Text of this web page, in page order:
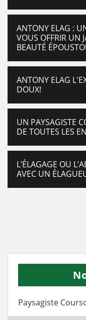
ANTONY ELAG :
VOUS OFFRIR UN
BEAUTÉ
ANTONY ELAG
DOUX!
UN PAYSAGISTE
DE TOUTES LES
L’ÉLAGAGE OU
AVEC UN
Paysagiste